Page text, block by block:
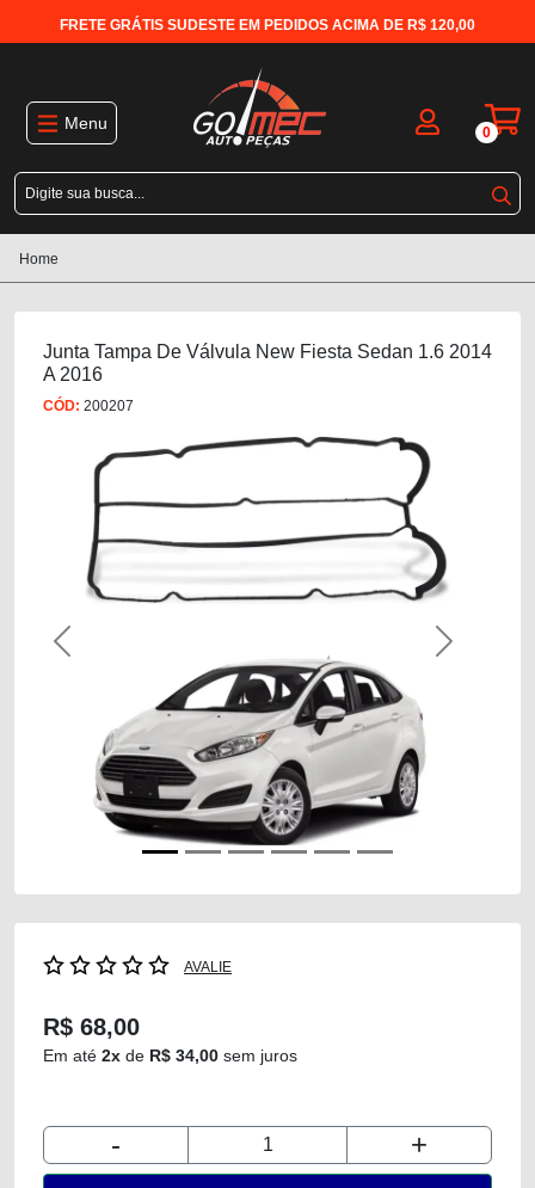
FRETE GRÁTIS SUDESTE EM PEDIDOS ACIMA DE R$ 120,00
Menu 0
Home
Junta Tampa De Válvula New Fiesta Sedan 1.6 2014
A 2016
CÓD: 200207
Previous Next
AVALIE
R$ 68,00
Em até 2x de R$ 34,00 sem juros
- +